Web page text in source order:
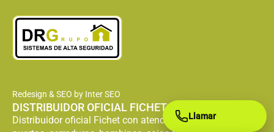
Redesign & SEO by Inter SEO
DISTRIBUIDOR OFICIAL FICHET
Distribuidor oficial Fichet con atención especializada en
Llamar